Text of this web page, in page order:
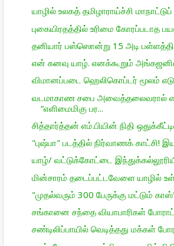
யாழில் உலகத் தமிழாராய்ச்சி
புகையிரதத்தில் உரிமை கோரப்படாத
தனியார் பஸ்ஸொன்று 15 அடி
என் கனவு யாழ். எனக்கூறும்
விமானப்படை ஹெலிகொப்டர் மூலம்
வடமாகாண சபை அவைத்தலைவரால்
“எளிமைமிகு பர...
சித்தார்த்தன் எம்.பியின் நிதி
"புஷ்பா" படத்தில் நிர்வாணக் காட்சி!
யாழ்/ வட்டுக்கோட்டை
மின்சாரம் தடைப்பட்டவேளை யாழில்
"முதல்வரும் 300 பேருக்கு மட்டும்
சங்கானை சந்தை வியாபாரிகள்
சண்டிலிப்பாயில் வெடித்தது மக்கள்